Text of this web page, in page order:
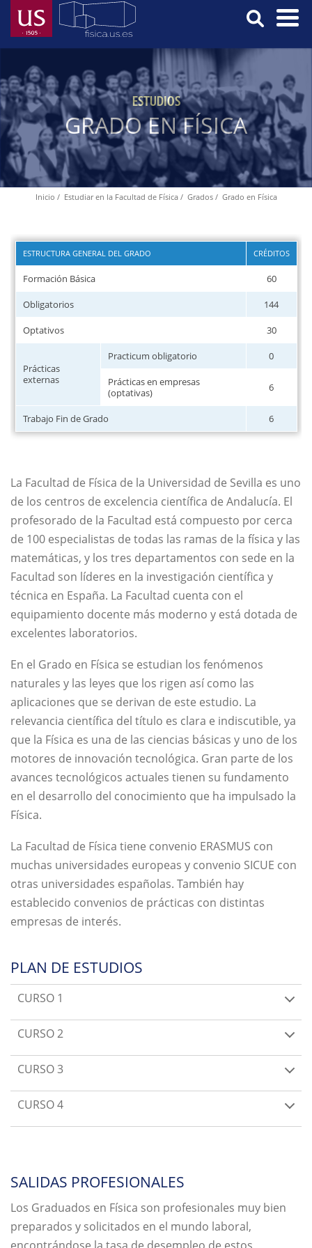
Pasar
contenido
principal
Principal
ESTUDIOS
GRADO EN FÍSICA
navegación
Inicio Estudiar en la Facultad de Física Grados Grado en Física
ESTRUCTURA GENERAL DEL GRADO CRÉDITOS
Formación Básica 60
Obligatorios 144
Optativos 30
Prácticas
externas
Practicum obligatorio 0
Prácticas en empresas
(optativas)
6
Trabajo Fin de Grado 6
La Facultad de Física de la Universidad de Sevilla es uno
de los centros de excelencia científica de Andalucía. El
profesorado de la Facultad está compuesto por cerca
de 100 especialistas de todas las ramas de la física y las
matemáticas, y los tres departamentos con sede en la
Facultad son líderes en la investigación científica y
técnica en España. La Facultad cuenta con el
equipamiento docente más moderno y está dotada de
excelentes laboratorios.
En el Grado en Física se estudian los fenómenos
naturales y las leyes que los rigen así como las
aplicaciones que se derivan de este estudio. La
relevancia científica del título es clara e indiscutible, ya
que la Física es una de las ciencias básicas y uno de los
motores de innovación tecnológica. Gran parte de los
avances tecnológicos actuales tienen su fundamento
en el desarrollo del conocimiento que ha impulsado la
Física.
La Facultad de Física tiene convenio ERASMUS con
muchas universidades europeas y convenio SICUE con
otras universidades españolas. También hay
establecido convenios de prácticas con distintas
empresas de interés.
PLAN DE ESTUDIOS
CURSO 1
CURSO 2
CURSO 3
CURSO 4
SALIDAS PROFESIONALES
Los Graduados en Física son profesionales muy bien
preparados y solicitados en el mundo laboral,